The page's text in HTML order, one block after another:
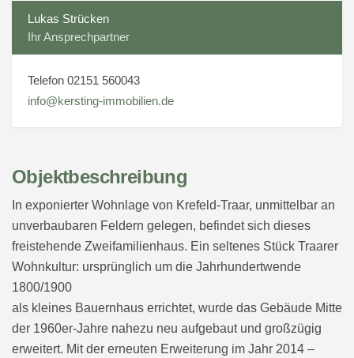
Lukas Strücken
Ihr Ansprechpartner
Telefon 02151 560043
info@kersting-immobilien.de
Objektbeschreibung
In exponierter Wohnlage von Krefeld-Traar, unmittelbar an
unverbaubaren Feldern gelegen, befindet sich dieses
freistehende Zweifamilienhaus. Ein seltenes Stück Traarer
Wohnkultur: ursprünglich um die Jahrhundertwende
1800/1900
als kleines Bauernhaus errichtet, wurde das Gebäude Mitte
der 1960er-Jahre nahezu neu aufgebaut und großzügig
erweitert. Mit der erneuten Erweiterung im Jahr 2014 –